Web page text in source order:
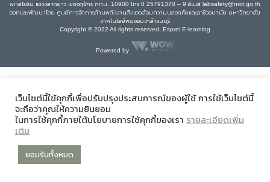
พหลโยธิน แขวงลาดยาว เขตจตุจักร กทม. 10900 โทร 0 25791370 – 9 อีเมล์ labsafety@nrct.go.th
ออกและพัฒนาโดย ศูนย์การจัดการด้านพลังงานสิ่งแวดล้อมความปลอดภัยและอาชีวอนามัย มหาวิทยาลัย
เทคโนโลยีพระจอมเกล้าธนบุรี
Copyright © 2022 All rights reserved, Esprel E-learning
Powered by
เว็บไซต์นี้ใช้คุกกี้เพื่อปรับปรุงประสบการณ์ของผู้ใช้ การใช้เว็บไซต์นี้
จะถือว่าคุณให้ความยินยอม
ในการใช้คุกกี้ภายใต้นโยบายการใช้คุกกี้ของเรา รายละเอียดเพิ่ม
เติม
ยอมรับทั้งหมด